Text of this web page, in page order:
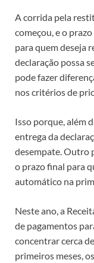
A corrida pela
começou, e o
para quem deseja
declaração possa
pode fazer
nos critérios de
Isso porque, além
entrega da
desempate. Outro
o prazo final para
automático na
Neste ano, a
de pagamentos
concentrar cerca
primeiros meses,